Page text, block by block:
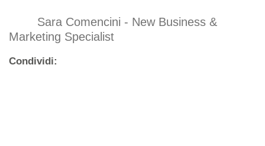
Sara Comencini - New Business &
Marketing Specialist
Condividi: